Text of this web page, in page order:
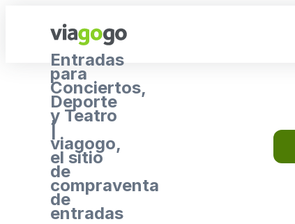
Entradas
para
Conciertos,
Deporte
y Teatro
|
viagogo,
el sitio
de
compraventa
de
entradas